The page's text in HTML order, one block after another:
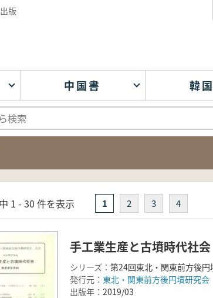
版
中国書 韓
1 - 30 件を表示 1 2 3 4
手工業生産と古墳時代社会
シリーズ： 第24回東北・関東前方後
発行元： 東北・関東前方後円墳研究会
出版年： 2019/03